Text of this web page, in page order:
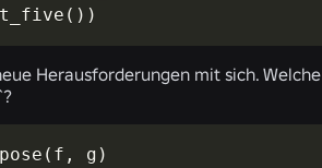
Herausforderungen mit sich.
`?
g)